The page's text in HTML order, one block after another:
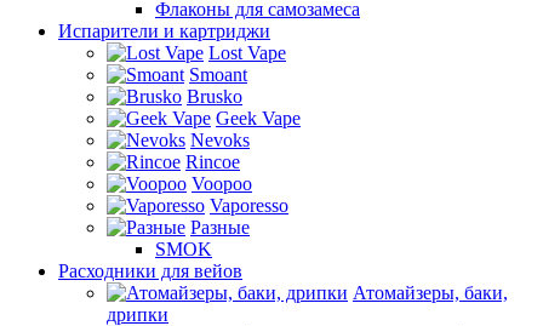
Флаконы для самозамеса
Испарители и картриджи
Lost Vape
Smoant
Brusko
Geek Vape
Nevoks
Rincoe
Voopoo
Vaporesso
Разные
SMOK
Расходники для вейов
Атомайзеры, баки,
дрипки